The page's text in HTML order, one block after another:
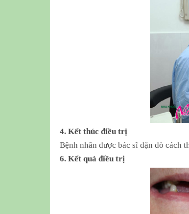
4. Kết thúc điều trị
Bệnh nhân được bác sĩ dặn dò cách
6. Kết quả điều trị